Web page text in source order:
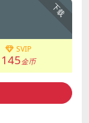
下载
SVIP
145金币